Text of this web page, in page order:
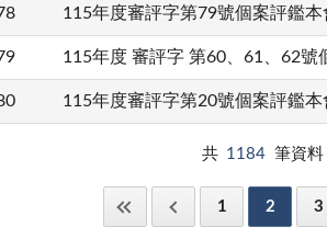
115年度審評字第79號個案評鑑
115年度 審評字 第60、61、62
115年度審評字第20號個案評鑑
共 1184 筆資料
1 2 3